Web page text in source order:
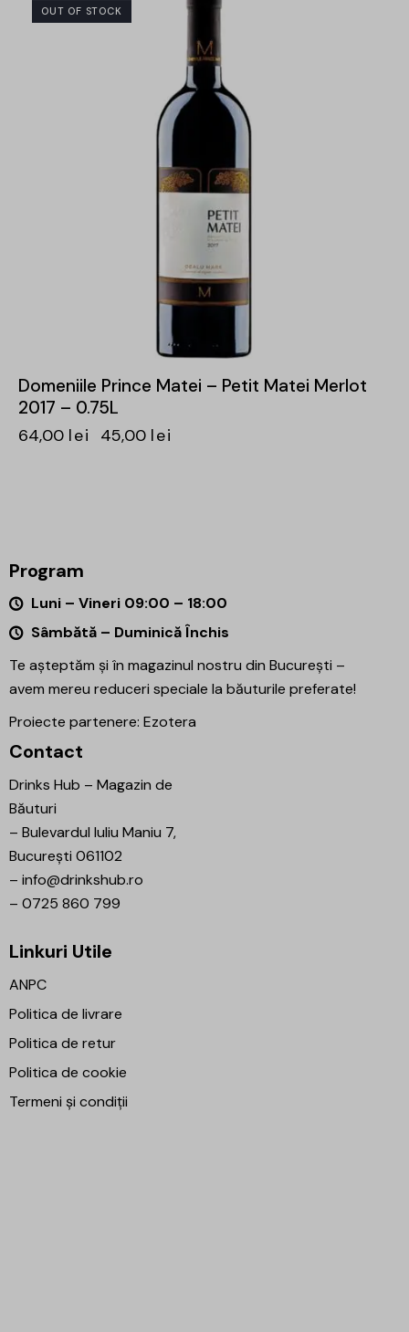
OUT OF STOCK
Domeniile Prince Matei – Petit Matei Merlot
2017 – 0.75L
64,00 lei 45,00 lei
Program
Luni – Vineri 09:00 – 18:00
Sâmbătă – Duminică Închis
Te așteptăm și în magazinul nostru din București –
avem mereu reduceri speciale la băuturile preferate!
Proiecte partenere: Ezotera
Contact
Drinks Hub – Magazin de
Băuturi
– Bulevardul Iuliu Maniu 7,
București 061102
– info@drinkshub.ro
– 0725 860 799
Linkuri Utile
ANPC
Politica de livrare
Politica de retur
Politica de cookie
Termeni și condiții